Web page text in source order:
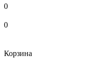
0
0
Корзина